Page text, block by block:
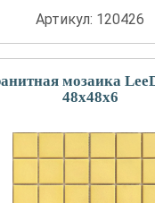
Артикул: 120426
мозаика
48x48x6